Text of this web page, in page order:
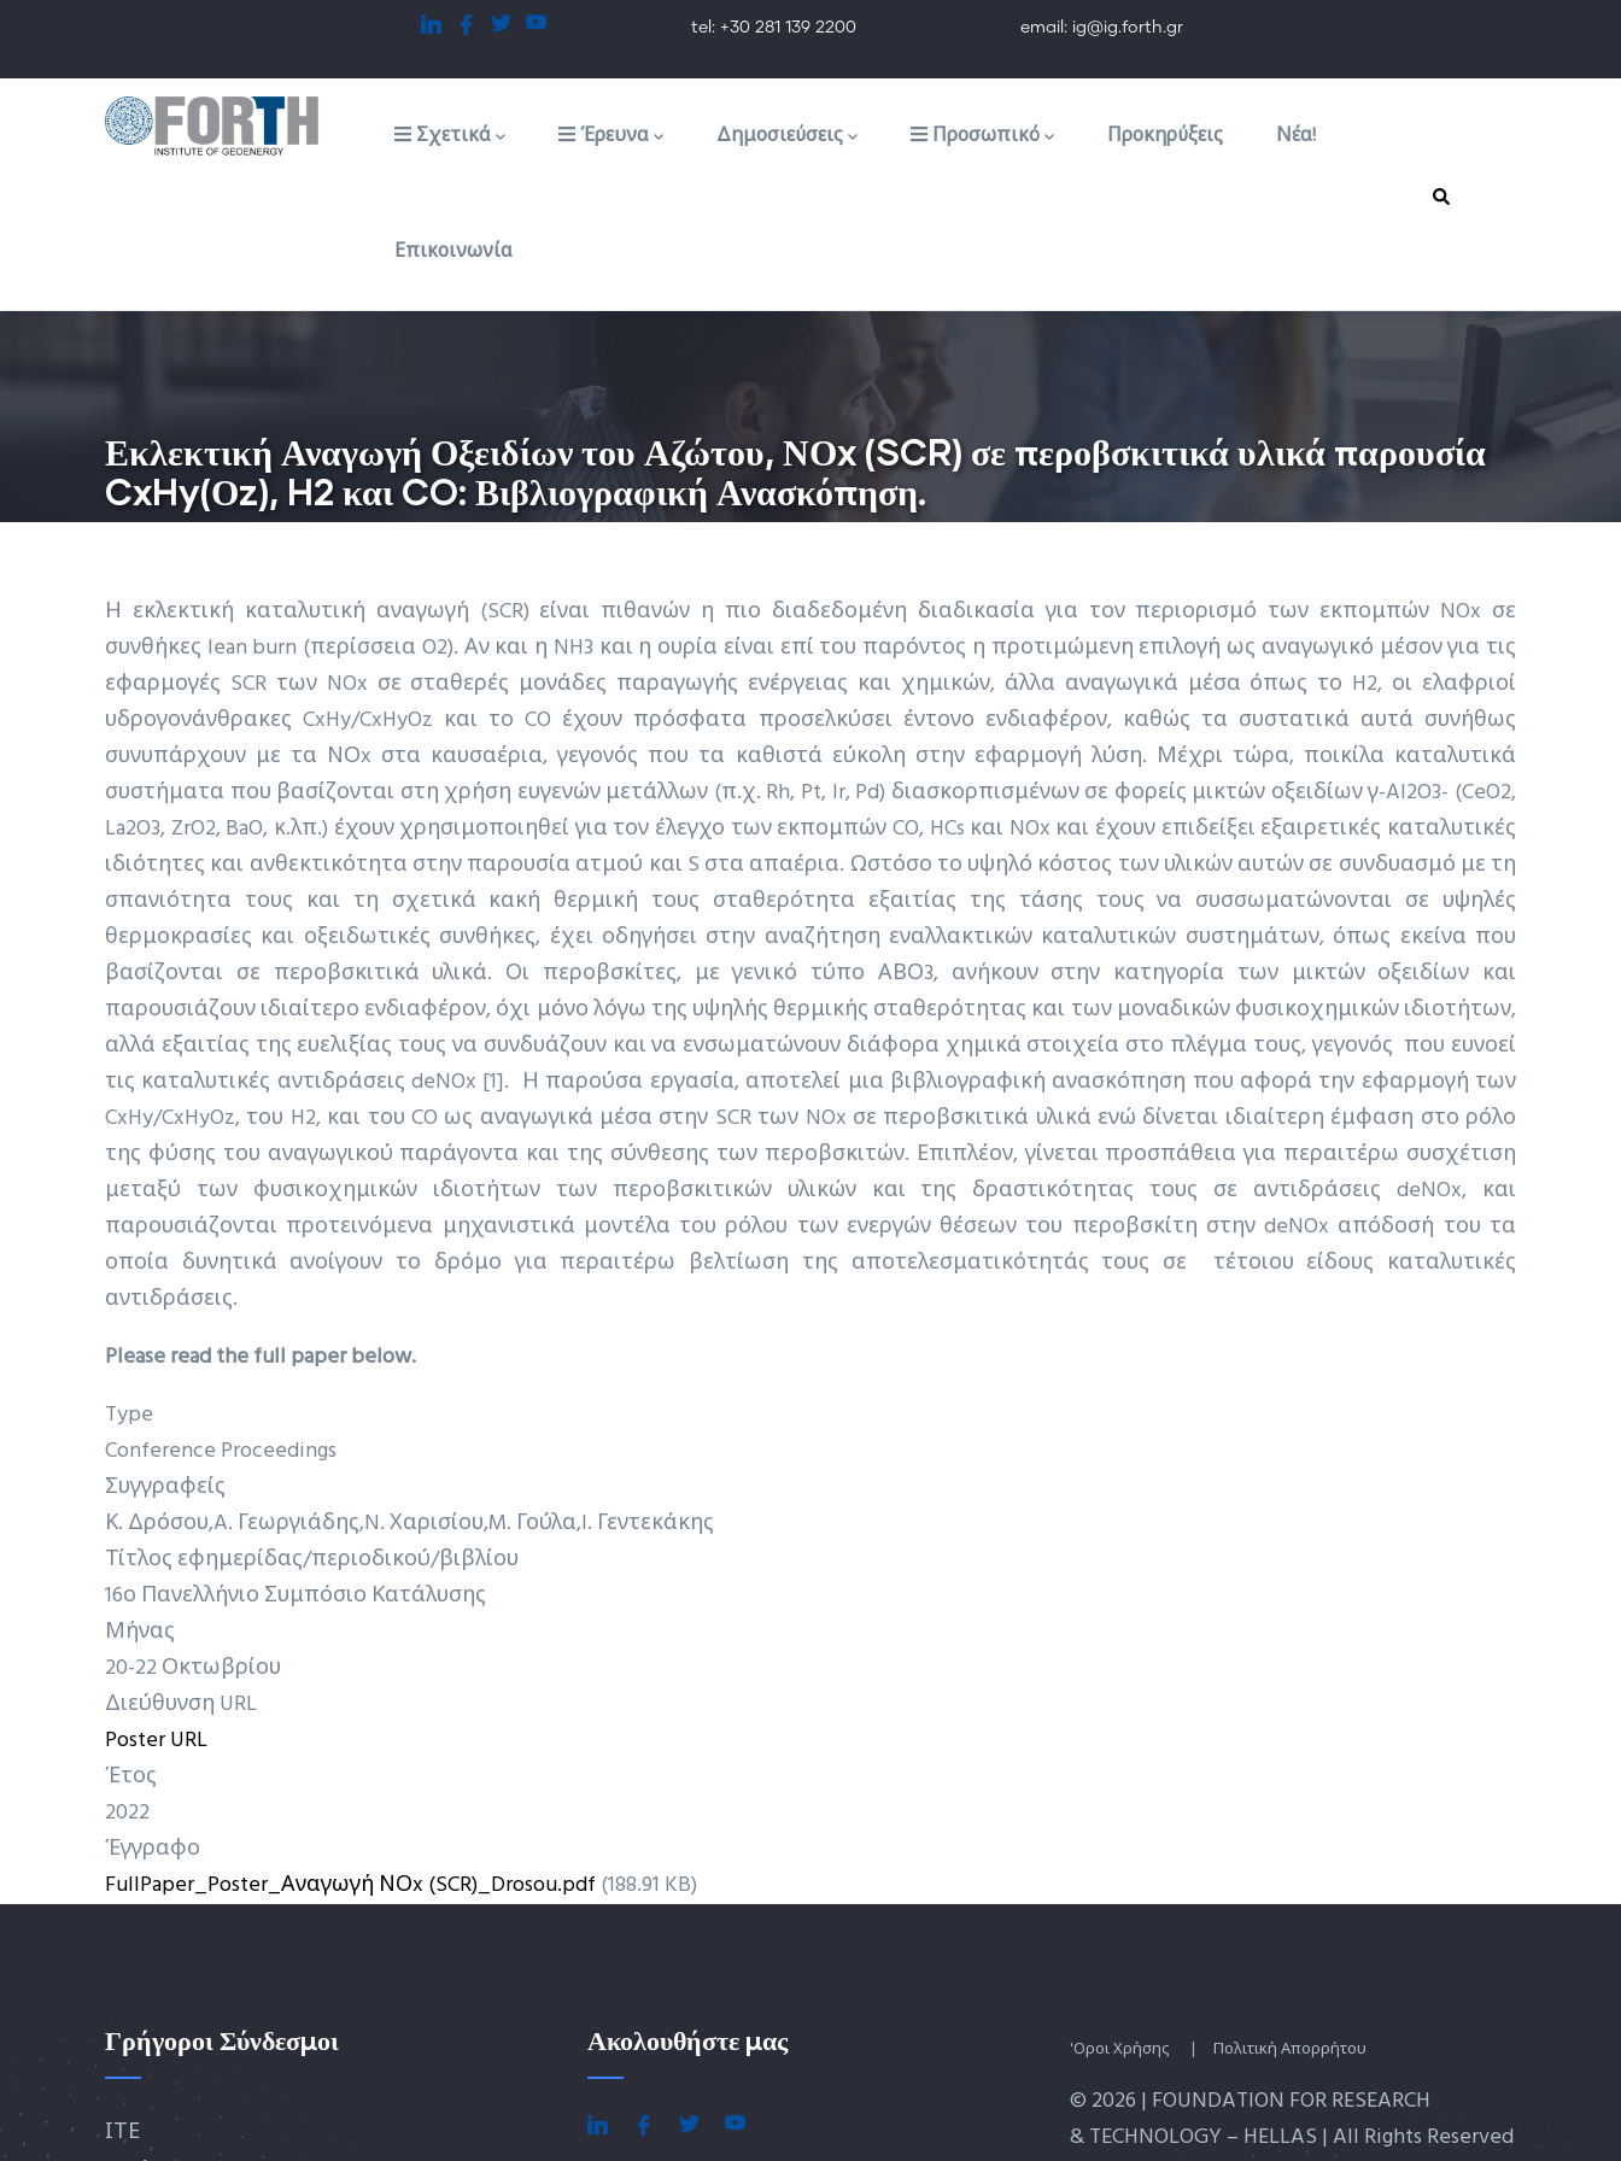
το
tel: +30 281 139 2200 email: ig@ig.forth.gr
navigation
Σχετικά Έρευνα Δημοσιεύσεις Προσωπικό Προκηρύξεις Νέα!
Επικοινωνία
Εκλεκτική Αναγωγή Οξειδίων του Αζώτου, ΝΟx (SCR) σε περοβσκιτικά υλικά παρουσία
CxHy(Οz), H2 και CO: Βιβλιογραφική Ανασκόπηση.
Η εκλεκτική καταλυτική αναγωγή (SCR) είναι πιθανών η πιο διαδεδομένη διαδικασία για τον περιορισμό των εκπομπών NOx σε
συνθήκες lean burn (περίσσεια O2). Αν και η NH3 και η ουρία είναι επί του παρόντος η προτιμώμενη επιλογή ως αναγωγικό μέσον για τις
εφαρμογές SCR των NOx σε σταθερές μονάδες παραγωγής ενέργειας και χημικών, άλλα αναγωγικά μέσα όπως το H2, οι ελαφριοί
υδρογονάνθρακες CxHy/CxHyOz και το CO έχουν πρόσφατα προσελκύσει έντονο ενδιαφέρον, καθώς τα συστατικά αυτά συνήθως
συνυπάρχουν με τα ΝΟx στα καυσαέρια, γεγονός που τα καθιστά εύκολη στην εφαρμογή λύση. Μέχρι τώρα, ποικίλα καταλυτικά
συστήματα που βασίζονται στη χρήση ευγενών μετάλλων (π.χ. Rh, Pt, Ir, Pd) διασκορπισμένων σε φορείς μικτών οξειδίων γ-Al2O3- (CeO2,
La2O3, ZrO2, BaO, κ.λπ.) έχουν χρησιμοποιηθεί για τον έλεγχο των εκπομπών CO, HCs και NOx και έχουν επιδείξει εξαιρετικές καταλυτικές
ιδιότητες και ανθεκτικότητα στην παρουσία ατμού και S στα απαέρια. Ωστόσο το υψηλό κόστος των υλικών αυτών σε συνδυασμό με τη
σπανιότητα τους και τη σχετικά κακή θερμική τους σταθερότητα εξαιτίας της τάσης τους να συσσωματώνονται σε υψηλές
θερμοκρασίες και οξειδωτικές συνθήκες, έχει οδηγήσει στην αναζήτηση εναλλακτικών καταλυτικών συστημάτων, όπως εκείνα που
βασίζονται σε περοβσκιτικά υλικά. Οι περοβσκίτες, με γενικό τύπο ΑΒΟ3, ανήκουν στην κατηγορία των μικτών οξειδίων και
παρουσιάζουν ιδιαίτερο ενδιαφέρον, όχι μόνο λόγω της υψηλής θερμικής σταθερότητας και των μοναδικών φυσικοχημικών ιδιοτήτων,
αλλά εξαιτίας της ευελιξίας τους να συνδυάζουν και να ενσωματώνουν διάφορα χημικά στοιχεία στο πλέγμα τους, γεγονός που ευνοεί
τις καταλυτικές αντιδράσεις deNOx [1]. Η παρούσα εργασία, αποτελεί μια βιβλιογραφική ανασκόπηση που αφορά την εφαρμογή των
CxHy/CxHyOz, του H2, και του CO ως αναγωγικά μέσα στην SCR των NOx σε περοβσκιτικά υλικά ενώ δίνεται ιδιαίτερη έμφαση στο ρόλο
της φύσης του αναγωγικού παράγοντα και της σύνθεσης των περοβσκιτών. Επιπλέον, γίνεται προσπάθεια για περαιτέρω συσχέτιση
μεταξύ των φυσικοχημικών ιδιοτήτων των περοβσκιτικών υλικών και της δραστικότητας τους σε αντιδράσεις deNOx, και
παρουσιάζονται προτεινόμενα μηχανιστικά μοντέλα του ρόλου των ενεργών θέσεων του περοβσκίτη στην deNOx απόδοσή του τα
οποία δυνητικά ανοίγουν το δρόμο για περαιτέρω βελτίωση της αποτελεσματικότητάς τους σε τέτοιου είδους καταλυτικές
αντιδράσεις.
Please read the full paper below.
Type
Conference Proceedings
Συγγραφείς
Κ. ΔρόσουA. Γεωργιάδης N. Χαρισίου M. Γούλα I. Γεντεκάκης
Τίτλος εφημερίδας/περιοδικού/βιβλίου
16ο Πανελλήνιο Συμπόσιο Κατάλυσης
Μήνας
20-22 Οκτωβρίου
Διεύθυνση URL
Poster URL
Έτος
2022
Έγγραφο
FullPaper_Poster_Αναγωγή ΝΟx (SCR)_Drosou.pdf (188.91 KB)
Γρήγοροι Σύνδεσμοι
ΙΤΕ
Ακολουθήστε μας 'Οροι Χρήσης | Πολιτική Απορρήτου
© 2026 | FOUNDATION FOR RESEARCH
& TECHNOLOGY – HELLAS | All Rights Reserved